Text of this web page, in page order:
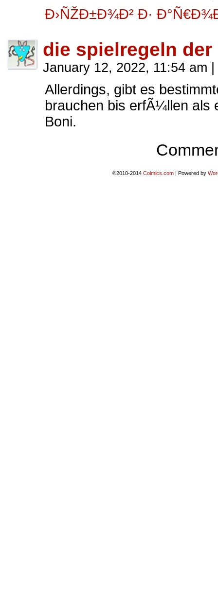
Ð›ÑŽÐ±Ð¾Ð² Ð·
die spielregeln
January 12, 2022, 11:54 am
Allerdings, gibt es
brauchen bis erfÃ¼llen als
Boni.
©2010-2014 Colmics.com | Powered by